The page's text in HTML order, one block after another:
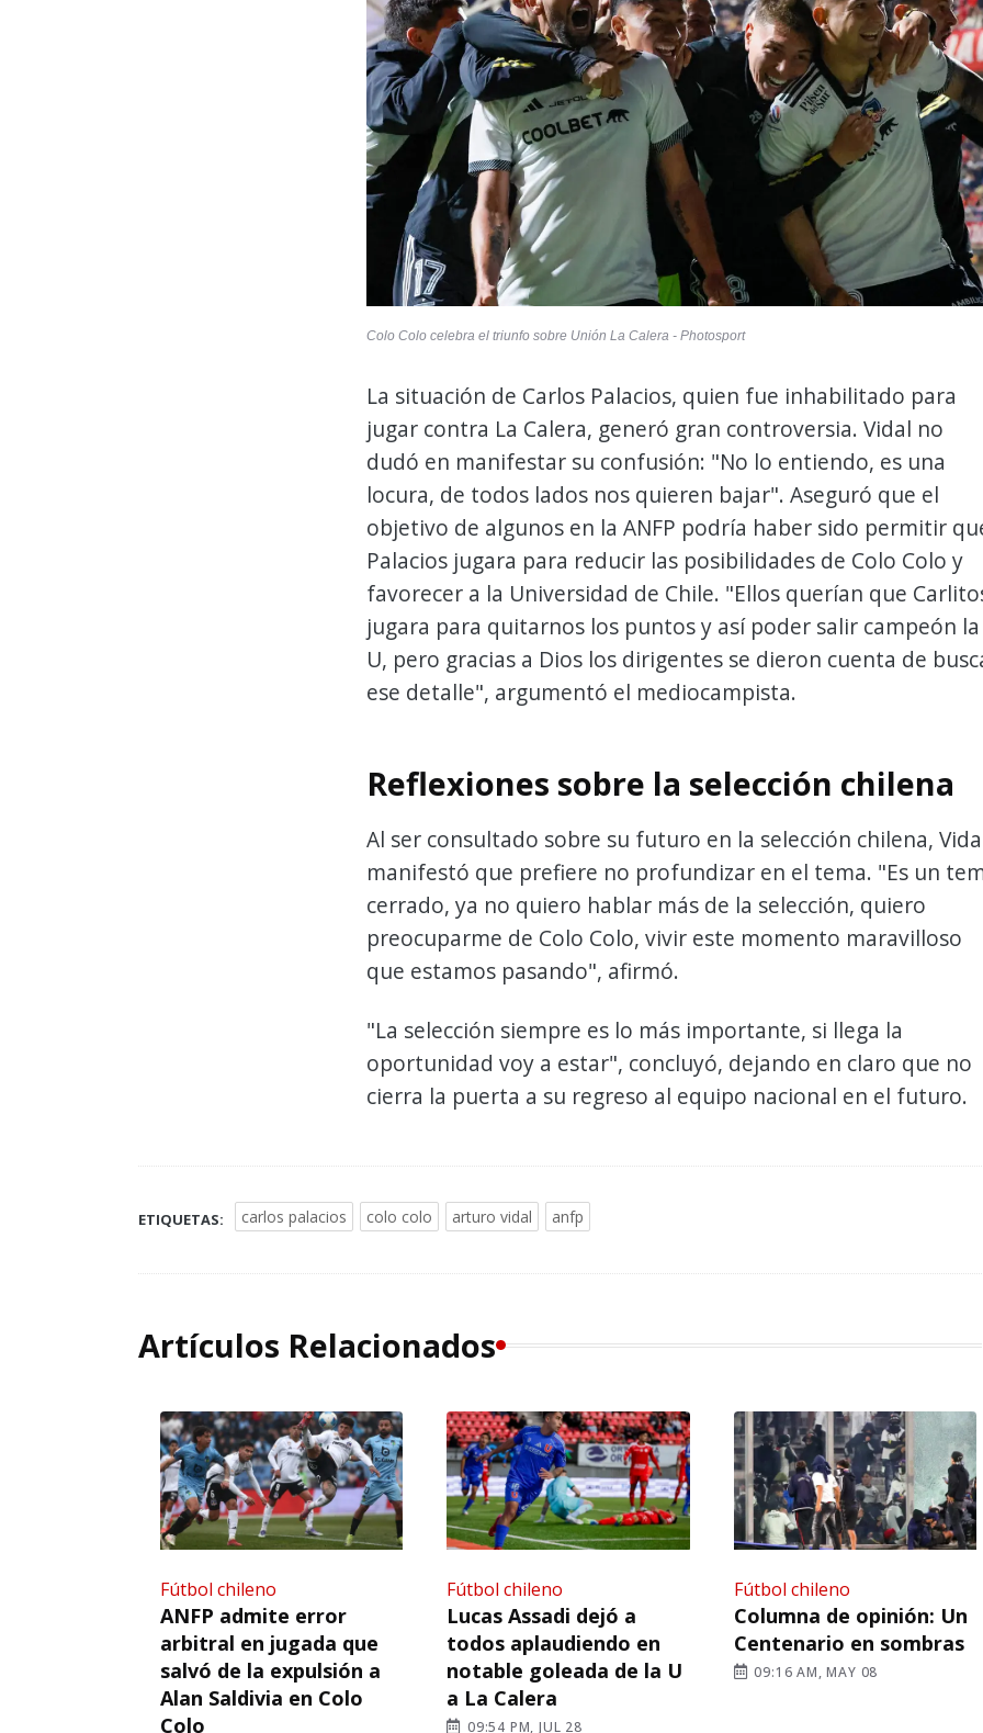
Colo Colo celebra el triunfo sobre Unión La Calera - Photosport
La situación de Carlos Palacios, quien fue inhabilitado para
jugar contra La Calera, generó gran controversia. Vidal no
dudó en manifestar su confusión: "No lo entiendo, es una
locura, de todos lados nos quieren bajar". Aseguró que el
objetivo de algunos en la ANFP podría haber sido permitir
Palacios jugara para reducir las posibilidades de Colo Colo y
favorecer a la Universidad de Chile. "Ellos querían que
jugara para quitarnos los puntos y así poder salir campeón la
U, pero gracias a Dios los dirigentes se dieron cuenta de
ese detalle", argumentó el mediocampista.
Reflexiones sobre la selección chilena
Al ser consultado sobre su futuro en la selección chilena,
manifestó que prefiere no profundizar en el tema. "Es un
cerrado, ya no quiero hablar más de la selección, quiero
preocuparme de Colo Colo, vivir este momento maravilloso
que estamos pasando", afirmó.
"La selección siempre es lo más importante, si llega la
oportunidad voy a estar", concluyó, dejando en claro que no
cierra la puerta a su regreso al equipo nacional en el futuro.
ETIQUETAS: carlos palacios colo colo arturo vidal anfp
Artículos Relacionados
Fútbol chileno
ANFP admite error
arbitral en jugada que
salvó de la expulsión a
Alan Saldivia en Colo
Colo
Fútbol chileno
Lucas Assadi dejó a
todos aplaudiendo en
notable goleada de la U
a La Calera
09:54 PM, JUL 28
Fútbol chileno
Columna de opinión: Un
Centenario en sombras
09:16 AM, MAY 08